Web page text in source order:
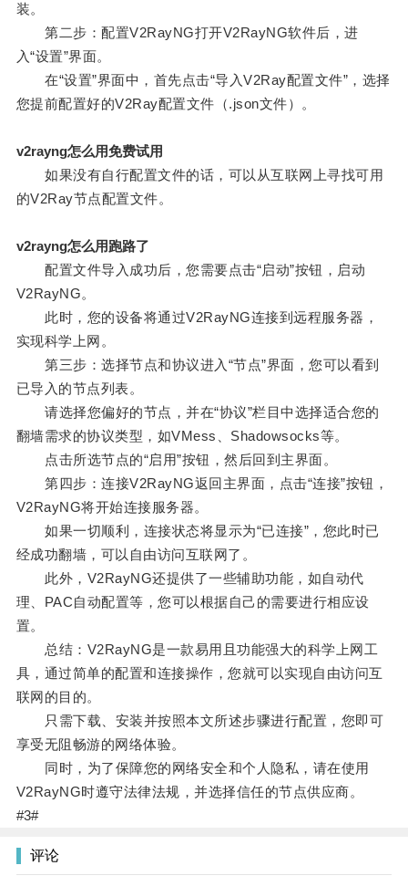
装。
第二步：配置V2RayNG打开V2RayNG软件后，进
入“设置”界面。
在“设置”界面中，首先点击“导入V2Ray配置文件”，选择
您提前配置好的V2Ray配置文件（.json文件）。
v2rayng怎么用免费试用
如果没有自行配置文件的话，可以从互联网上寻找可用
的V2Ray节点配置文件。
v2rayng怎么用跑路了
配置文件导入成功后，您需要点击“启动”按钮，启动
V2RayNG。
此时，您的设备将通过V2RayNG连接到远程服务器，
实现科学上网。
第三步：选择节点和协议进入“节点”界面，您可以看到
已导入的节点列表。
请选择您偏好的节点，并在“协议”栏目中选择适合您的
翻墙需求的协议类型，如VMess、Shadowsocks等。
点击所选节点的“启用”按钮，然后回到主界面。
第四步：连接V2RayNG返回主界面，点击“连接”按钮，
V2RayNG将开始连接服务器。
如果一切顺利，连接状态将显示为“已连接”，您此时已
经成功翻墙，可以自由访问互联网了。
此外，V2RayNG还提供了一些辅助功能，如自动代
理、PAC自动配置等，您可以根据自己的需要进行相应设
置。
总结：V2RayNG是一款易用且功能强大的科学上网工
具，通过简单的配置和连接操作，您就可以实现自由访问互
联网的目的。
只需下载、安装并按照本文所述步骤进行配置，您即可
享受无阻畅游的网络体验。
同时，为了保障您的网络安全和个人隐私，请在使用
V2RayNG时遵守法律法规，并选择信任的节点供应商。
#3#
评论